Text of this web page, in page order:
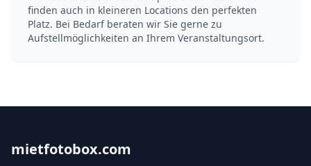
finden auch in kleineren Locations den perfekten
Platz. Bei Bedarf beraten wir Sie gerne zu
Aufstellmöglichkeiten an Ihrem Veranstaltungsort.
mietfotobox.com